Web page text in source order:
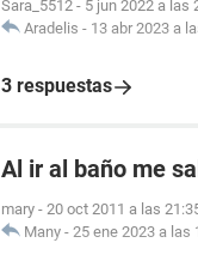
Sara_5512 - 5 jun 2022 a las
Aradelis - 13 abr 2023 a
3 respuestas
Al ir al baño me
mary - 20 oct 2011 a las
Many - 25 ene 2023 a las